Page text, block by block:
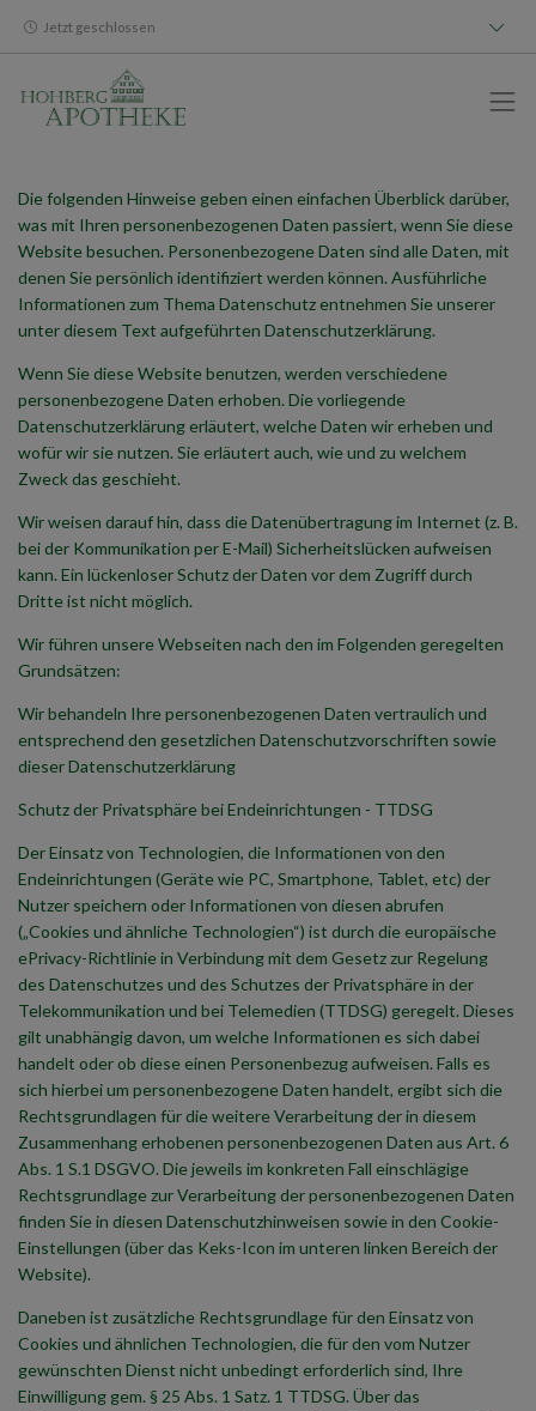
Jetzt geschlossen
Die folgenden Hinweise geben einen einfachen Überblick darüber,
was mit Ihren personenbezogenen Daten passiert, wenn Sie diese
Website besuchen. Personenbezogene Daten sind alle Daten, mit
denen Sie persönlich identifiziert werden können. Ausführliche
Informationen zum Thema Datenschutz entnehmen Sie unserer
unter diesem Text aufgeführten Datenschutzerklärung.
Wenn Sie diese Website benutzen, werden verschiedene
personenbezogene Daten erhoben. Die vorliegende
Datenschutzerklärung erläutert, welche Daten wir erheben und
wofür wir sie nutzen. Sie erläutert auch, wie und zu welchem
Zweck das geschieht.
Wir weisen darauf hin, dass die Datenübertragung im Internet (z. B.
bei der Kommunikation per E-Mail) Sicherheitslücken aufweisen
kann. Ein lückenloser Schutz der Daten vor dem Zugriff durch
Dritte ist nicht möglich.
Wir führen unsere Webseiten nach den im Folgenden geregelten
Grundsätzen:
Wir behandeln Ihre personenbezogenen Daten vertraulich und
entsprechend den gesetzlichen Datenschutzvorschriften sowie
dieser Datenschutzerklärung
Schutz der Privatsphäre bei Endeinrichtungen - TTDSG
Der Einsatz von Technologien, die Informationen von den
Endeinrichtungen (Geräte wie PC, Smartphone, Tablet, etc) der
Nutzer speichern oder Informationen von diesen abrufen
(„Cookies und ähnliche Technologien“) ist durch die europäische
ePrivacy-Richtlinie in Verbindung mit dem Gesetz zur Regelung
des Datenschutzes und des Schutzes der Privatsphäre in der
Telekommunikation und bei Telemedien (TTDSG) geregelt. Dieses
gilt unabhängig davon, um welche Informationen es sich dabei
handelt oder ob diese einen Personenbezug aufweisen. Falls es
sich hierbei um personenbezogene Daten handelt, ergibt sich die
Rechtsgrundlagen für die weitere Verarbeitung der in diesem
Zusammenhang erhobenen personenbezogenen Daten aus Art. 6
Abs. 1 S.1 DSGVO. Die jeweils im konkreten Fall einschlägige
Rechtsgrundlage zur Verarbeitung der personenbezogenen Daten
finden Sie in diesen Datenschutzhinweisen sowie in den Cookie-
Einstellungen (über das Keks-Icon im unteren linken Bereich der
Website).
Daneben ist zusätzliche Rechtsgrundlage für den Einsatz von
Cookies und ähnlichen Technologien, die für den vom Nutzer
gewünschten Dienst nicht unbedingt erforderlich sind, Ihre
Einwilligung gem. § 25 Abs. 1 Satz. 1 TTDSG. Über das